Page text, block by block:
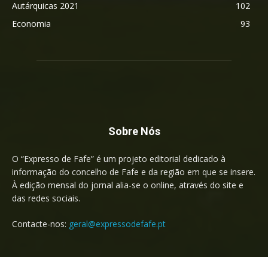
Autárquicas 2021
102
Economia
93
Sobre Nós
O “Expresso de Fafe” é um projeto editorial dedicado à
informação do concelho de Fafe e da região em que se insere.
À edição mensal do jornal alia-se o online, através do site e
das redes sociais.
Contacte-nos: geral@expressodefafe.pt